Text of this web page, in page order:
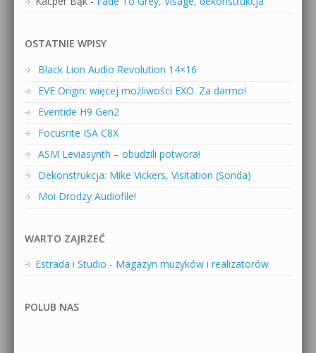
OSTATNIE WPISY
Black Lion Audio Revolution 14×16
EVE Origin: więcej możliwości EXO. Za darmo!
Eventide H9 Gen2
Focusrite ISA C8X
ASM Leviasynth – obudzili potwora!
Dekonstrukcja: Mike Vickers, Visitation (Sonda)
Moi Drodzy Audiofile!
WARTO ZAJRZEĆ
Estrada i Studio - Magazyn muzyków i realizatorów
POLUB NAS